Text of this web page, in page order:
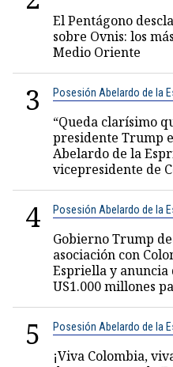
El Pentágono
sobre Ovnis: los
Medio Oriente
3 Posesión Abelardo de la
“Queda clarísimo
presidente Trump
Abelardo de la
vicepresidente de
4 Posesión Abelardo de la
Gobierno Trump
asociación con
Espriella y anuncia
US1.000 millones
5 Posesión Abelardo de la
¡Viva Colombia,